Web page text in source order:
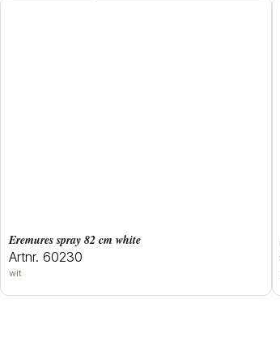
eremures spray 82 cm white
Artnr. 60230
wit